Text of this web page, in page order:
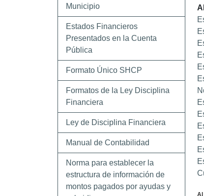
Municipio
Estados Financieros
Presentados en la Cuenta
Pública
Formato Único SHCP
Formatos de la Ley Disciplina
Financiera
Ley de Disciplina Financiera
Manual de Contabilidad
Norma para establecer la
estructura de información de
montos pagados por ayudas y
Al